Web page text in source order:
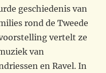
geschiedenis van
rond de Tweede
vertelt ze
van
en Ravel. In